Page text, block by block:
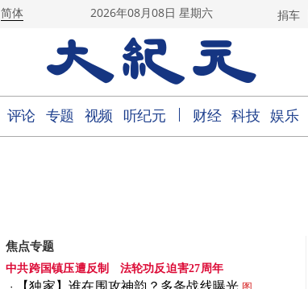
简体 2026年08月08日 星期六 捐车
评论 专题 视频 听纪元 财经 科技 娱乐
焦点专题
中共跨国镇压遭反制 法轮功反迫害27周年
【独家】谁在围攻神韵？多条战线曝光